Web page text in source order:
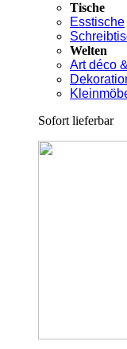
Tische
Esstische
Welten
Art déco
Sofort lieferbar